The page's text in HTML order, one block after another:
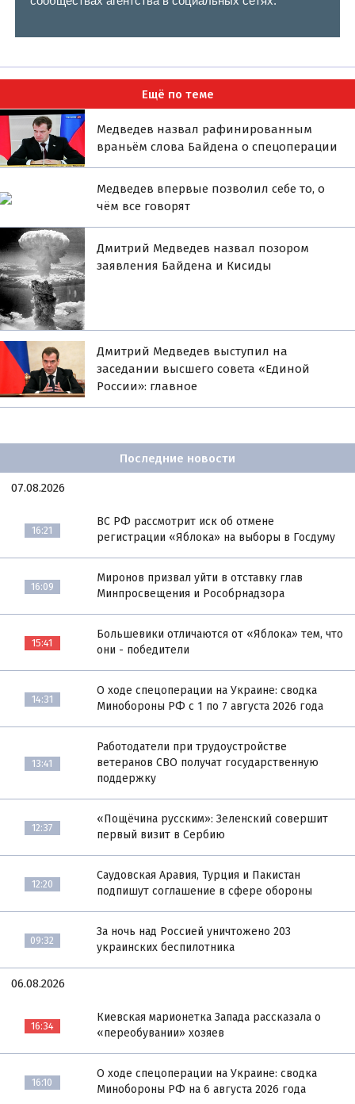
Ещё по теме
Медведев назвал рафинированным
враньём слова Байдена о спецоперации
Медведев впервые позволил себе то, о
чём все говорят
Дмитрий Медведев назвал позором
заявления Байдена и Кисиды
Дмитрий Медведев выступил на
заседании высшего совета «Единой
России»: главное
Последние новости
07.08.2026
16:21
ВС РФ рассмотрит иск об отмене
регистрации «Яблока» на выборы в Госдуму
16:09
Миронов призвал уйти в отставку глав
Минпросвещения и Рособрнадзора
15:41
Большевики отличаются от «Яблока» тем, что
они - победители
14:31
О ходе спецоперации на Украине: сводка
Минобороны РФ с 1 по 7 августа 2026 года
13:41
Работодатели при трудоустройстве
ветеранов СВО получат государственную
поддержку
12:37
«Пощёчина русским»: Зеленский совершит
первый визит в Сербию
12:20
Саудовская Аравия, Турция и Пакистан
подпишут соглашение в сфере обороны
09:32
За ночь над Россией уничтожено 203
украинских беспилотника
06.08.2026
16:34
Киевская марионетка Запада рассказала о
«переобувании» хозяев
16:10
О ходе спецоперации на Украине: сводка
Минобороны РФ на 6 августа 2026 года